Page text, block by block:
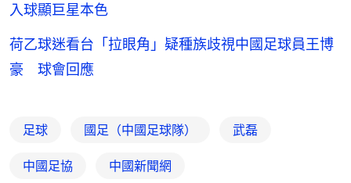
入球顯巨星本色
荷乙球迷看台「拉眼角」疑種族歧視中國足球員王博
豪 球會回應
足球 國足（中國足球隊） 武磊
中國足協 中國新聞網